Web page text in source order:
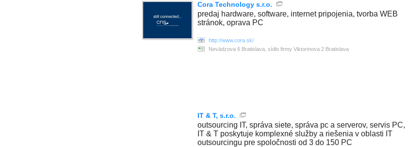
Cora Technology s.r.o.
predaj hardware, software, internet pripojenia, tvorba WEB
stránok, oprava PC
http://www.cora.sk/
Nevädzova 6 Bratislava, sídlo firmy Viktorinova 2 Bratislava
IT & T, s.r.o.
outsourcing IT, správa siete, správa pc a serverov, servis PC,
IT & T poskytuje komplexné služby a riešenia v oblasti IT
outsourcingu pre spoločnosti od 3 do 150 PC